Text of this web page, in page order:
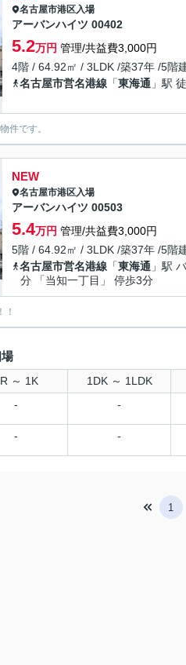
名古屋市港区入場
アーバンハイツ 00402
5.2万円 管理/共益費3,000円
4階 / 64.92㎡ / 3LDK /築37年 /5階
名古屋市営名港線 「東海通 」駅
件です。
NEW
名古屋市港区入場
アーバンハイツ 00503
5.4万円 管理/共益費3,000円
5階 / 64.92㎡ / 3LDK /築37年 /5階
名古屋市営名港線 「東海通 」駅
分 「当知一丁目」 停歩3分
！
～ 1K 1DK ～ 1LDK
- -
- -
1